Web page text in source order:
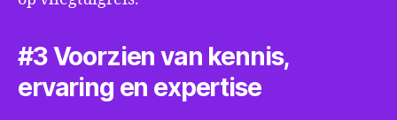
#3 Voorzien van kennis,
ervaring en expertise